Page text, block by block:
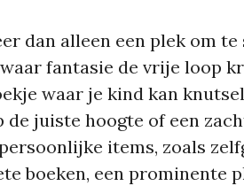
dan alleen een plek om te
fantasie de vrije loop
waar je kind kan
de juiste hoogte of een
items, zoals
boeken, een prominente